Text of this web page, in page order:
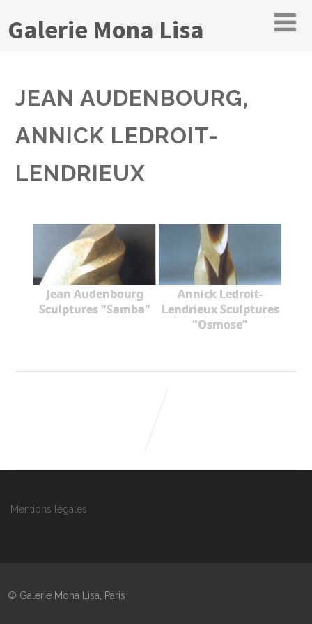
Galerie Mona Lisa
JEAN AUDENBOURG,
ANNICK LEDROIT-
LENDRIEUX
Jean Audenbourg
Sculptures "Samba"
Annick Ledroit-
Lendrieux Sculptures
"Osmose"
Mentions légales
© Galerie Mona Lisa, Paris